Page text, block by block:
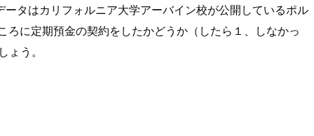
タはカリフォルニア大学アーバイン校が公開しているポル
に定期預金の契約をしたかどうか（したら１、しなかっ
う。